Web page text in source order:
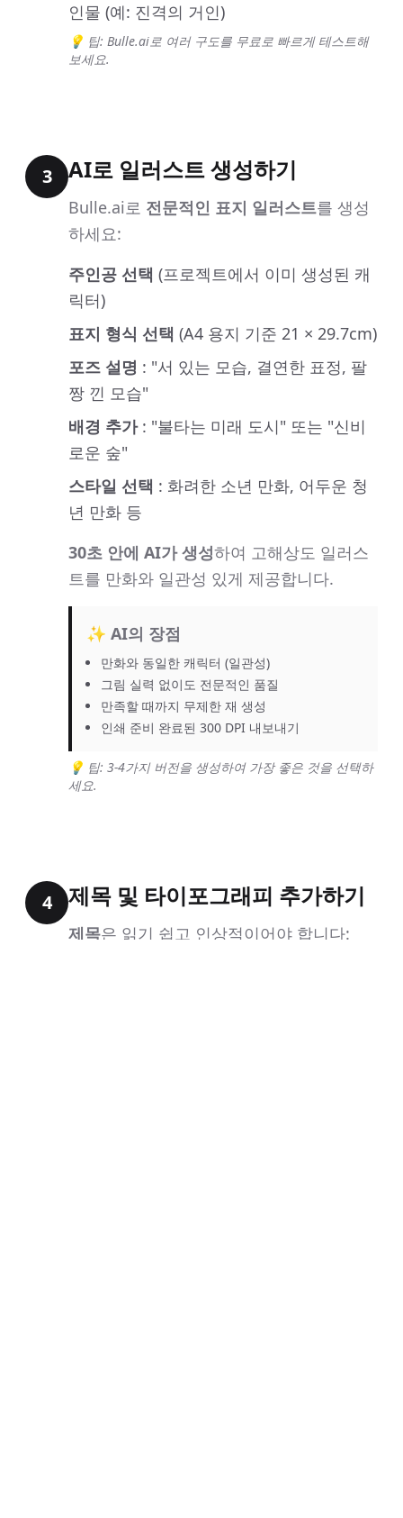
인물 (예: 진격의 거인)
💡 팁: Bulle.ai로 여러 구도를 무료로 빠르게 테스트해
보세요.
3 AI로 일러스트 생성하기
Bulle.ai로 전문적인 표지 일러스트를 생성
하세요:
주인공 선택 (프로젝트에서 이미 생성된 캐
릭터)
표지 형식 선택 (A4 용지 기준 21 × 29.7cm)
포즈 설명 : "서 있는 모습, 결연한 표정, 팔
짱 낀 모습"
배경 추가: "불타는 미래 도시" 또는 "신비
로운 숲"
스타일 선택 : 화려한 소년 만화, 어두운 청
년 만화 등
30초 안에 AI가 생성하여 고해상도 일러스
트를 만화와 일관성 있게 제공합니다.
✨ AI의 장점
만화와 동일한 캐릭터 (일관성)
그림 실력 없이도 전문적인 품질
만족할 때까지 무제한 재 생성
인쇄 준비 완료된 300 DPI 내보내기
💡 팁: 3-4가지 버전을 생성하여 가장 좋은 것을 선택하
세요.
4 제목 및 타이포그래피 추가하기
제목은 읽기 쉽고 인상적이어야 합니다: